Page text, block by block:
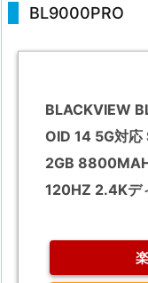
BL9000PRO
BLACKVIEW
OID 14 5G対応
2GB
120HZ 2.4Kデ